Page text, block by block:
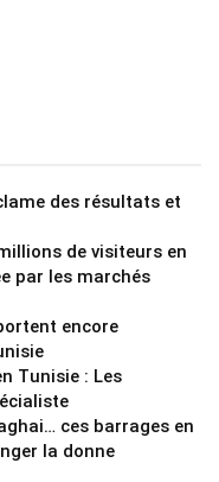
des résultats et
de visiteurs en
par les marchés
encore
Tunisie : Les
ces barrages en
la donne